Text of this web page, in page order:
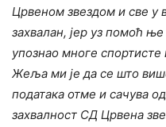
Црвеном звездом и све у
захвалан, јер уз помоћ
упознао многе спортисте
Жеља ми је да се што
података отме и сачува
захвалност СД Црвена